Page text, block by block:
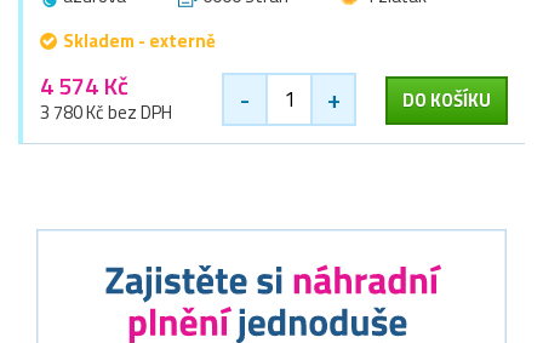
Skladem - externě
4 574 Kč
3 780 Kč bez DPH - + DO KOŠÍKU